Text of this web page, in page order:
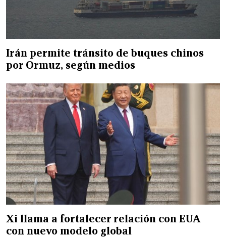
Irán permite tránsito de buques chinos
por Ormuz, según medios
Xi llama a fortalecer relación con EUA
con nuevo modelo global